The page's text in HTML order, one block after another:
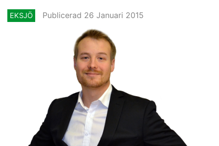
EKSJÖ Publicerad 26 Januari 2015